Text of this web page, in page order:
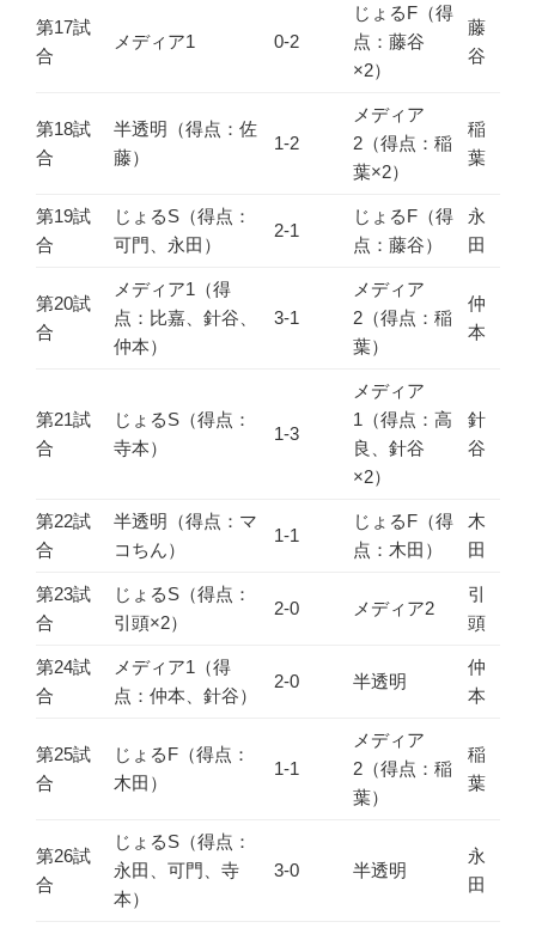
第17試
合
メディア1 0-2
じょるF（得
点：藤谷
×2）
藤
谷
第18試
合
半透明（得点：佐
藤）
1-2
メディア
2（得点：稲
葉×2）
稲
葉
第19試
合
じょるS（得点：
可門、永田）
2-1
じょるF（得
点：藤谷）
永
田
第20試
合
メディア1（得
点：比嘉、針谷、
仲本）
3-1
メディア
2（得点：稲
葉）
仲
本
第21試
合
じょるS（得点：
寺本）
1-3
メディア
1（得点：高
良、針谷
×2）
針
谷
第22試
合
半透明（得点：マ
コちん）
1-1
じょるF（得
点：木田）
木
田
第23試
合
じょるS（得点：
引頭×2）
2-0 メディア2
引
頭
第24試
合
メディア1（得
点：仲本、針谷）
2-0 半透明
仲
本
第25試
合
じょるF（得点：
木田）
1-1
メディア
2（得点：稲
葉）
稲
葉
第26試
合
じょるS（得点：
永田、可門、寺
本）
3-0 半透明
永
田